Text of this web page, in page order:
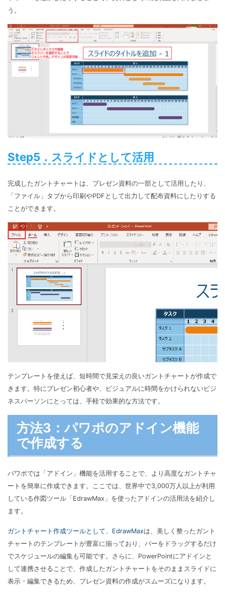
う。
Step5．スライドとして活用
完成したガントチャートは、プレゼン資料の一部として活用したり、
「ファイル」タブから印刷やPDFとして出力して配布資料にしたりする
ことができます。
テンプレートを使えば、短時間で見栄えの良いガントチャートが作成で
きます。特にプレゼン初心者や、ビジュアルに時間をかけられないビジ
ネスパーソンにとっては、手軽で効果的な方法です。
方法3：パワポのアドイン機能
で作成する
パワポでは「アドイン」機能を活用することで、より高度なガントチャ
ートを簡単に作成できます。ここでは、世界中で3,000万人以上が利用
している作図ツール「EdrawMax」を使ったアドインの活用法を紹介し
ます。
ガントチャート作成ツールとして、EdrawMaxは、美しく整ったガント
チャートのテンプレートが豊富に揃っており、バーをドラッグするだけ
でスケジュールの編集も可能です。さらに、PowerPointにアドインと
して連携させることで、作成したガントチャートをそのままスライドに
表示・編集できるため、プレゼン資料の作成がスムーズになります。